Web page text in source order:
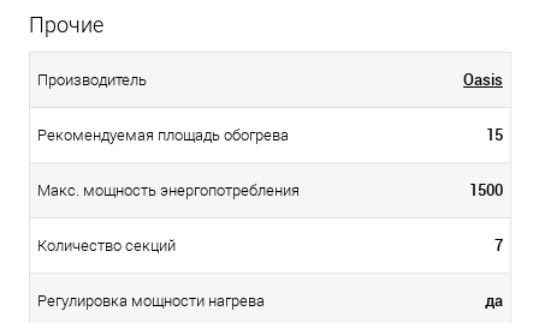
Прочие
Производитель Oasis
Рекомендуемая площадь обогрева 15
Макс. мощность энергопотребления 1500
Количество секций 7
Регулировка мощности нагрева да